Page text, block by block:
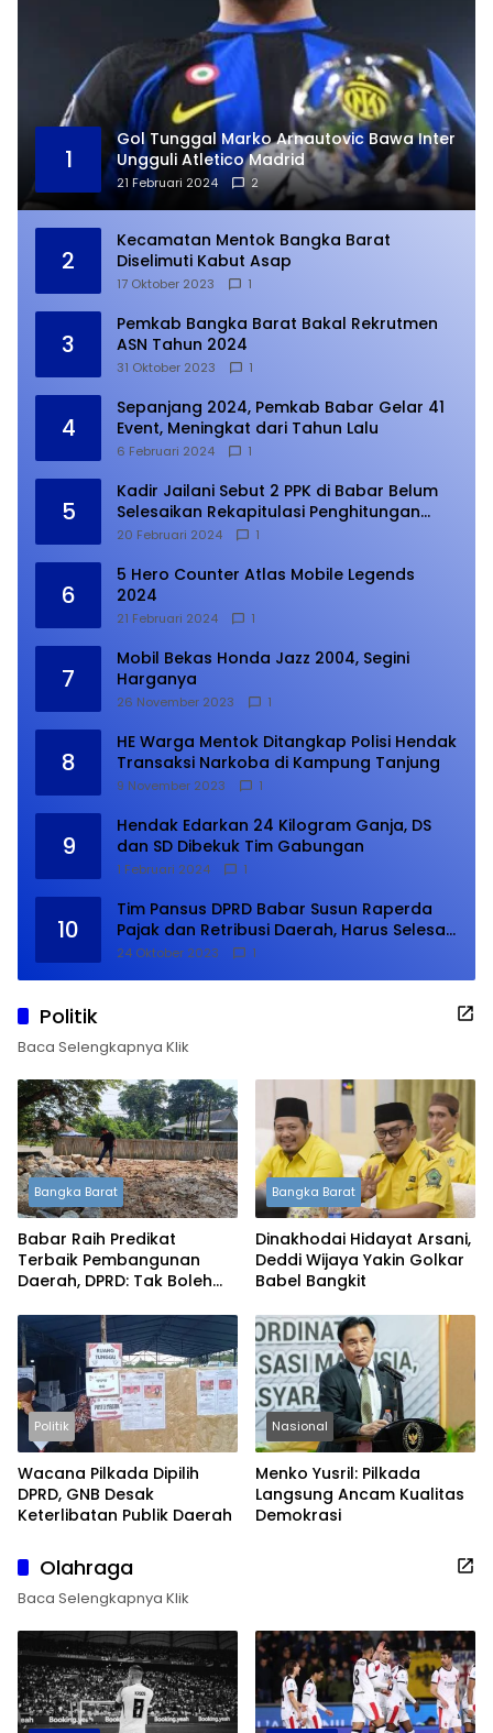
1
Gol Tunggal Marko Arnautovic Bawa Inter
Ungguli Atletico Madrid
21 Februari 2024 2
2
Kecamatan Mentok Bangka Barat
Diselimuti Kabut Asap
17 Oktober 2023 1
3
Pemkab Bangka Barat Bakal Rekrutmen
ASN Tahun 2024
31 Oktober 2023 1
4
Sepanjang 2024, Pemkab Babar Gelar 41
Event, Meningkat dari Tahun Lalu
6 Februari 2024 1
5
Kadir Jailani Sebut 2 PPK di Babar Belum
Selesaikan Rekapitulasi Penghitungan
Suara
20 Februari 2024 1
6
5 Hero Counter Atlas Mobile Legends
2024
21 Februari 2024 1
7
Mobil Bekas Honda Jazz 2004, Segini
Harganya
26 November 2023 1
8
HE Warga Mentok Ditangkap Polisi Hendak
Transaksi Narkoba di Kampung Tanjung
9 November 2023 1
9
Hendak Edarkan 24 Kilogram Ganja, DS
dan SD Dibekuk Tim Gabungan
1 Februari 2024 1
10
Tim Pansus DPRD Babar Susun Raperda
Pajak dan Retribusi Daerah, Harus Selesai
Januari 2024
24 Oktober 2023 1
Politik
Baca Selengkapnya Klik
Bangka Barat
Babar Raih Predikat
Terbaik Pembangunan
Daerah, DPRD: Tak Boleh
Bangka Barat
Dinakhodai Hidayat Arsani,
Deddi Wijaya Yakin Golkar
Babel Bangkit
Politik
Wacana Pilkada Dipilih
DPRD, GNB Desak
Keterlibatan Publik Daerah
Nasional
Menko Yusril: Pilkada
Langsung Ancam Kualitas
Demokrasi
Olahraga
Baca Selengkapnya Klik